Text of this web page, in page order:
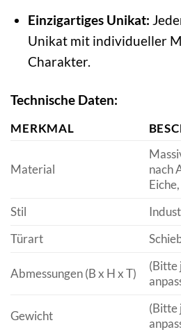
Einzigartiges Unikat:
Unikat mit individueller
Charakter.
Technische Daten:
MERKMAL
Material
nach
Stil
Türart
Abmessungen (B x H x T)
(Bitte
Gewicht
(Bitte